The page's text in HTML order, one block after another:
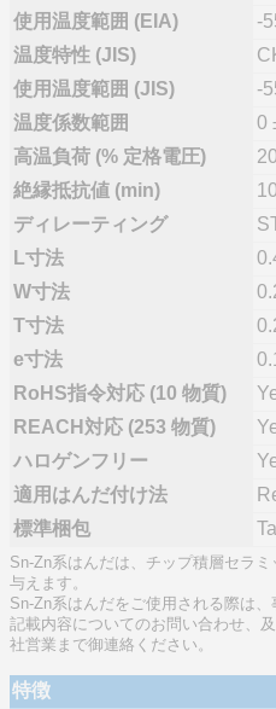
使用温度範囲 (EIA)
-
温度特性 (JIS)
使用温度範囲 (JIS)
-
温度係数範囲
0
高温負荷 (% 定格電圧)
絶縁抵抗値 (min)
ディレーティング
L寸法
W寸法
T寸法
e寸法
RoHS指令対応 (10 物質)
REACH対応 (253 物質)
ハロゲンフリー
適用はんだ付け法
標準梱包
Sn-Zn系はんだは、チップ積層セラ
与えます。
Sn-Zn系はんだをご使用される際は、
記載内容についてのお問い合わせ、
社営業まで御連絡ください。
特徴